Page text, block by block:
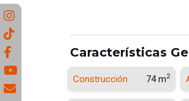
Características
Construcción 74 m2